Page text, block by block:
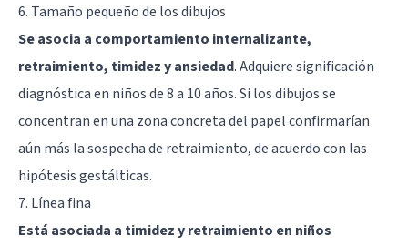
6. Tamaño pequeño de los dibujos
Se asocia a comportamiento internalizante,
retraimiento, timidez y ansiedad. Adquiere significación
diagnóstica en niños de 8 a 10 años. Si los dibujos se
concentran en una zona concreta del papel confirmarían
aún más la sospecha de retraimiento, de acuerdo con las
hipótesis gestálticas.
7. Línea fina
Está asociada a timidez y retraimiento en niños